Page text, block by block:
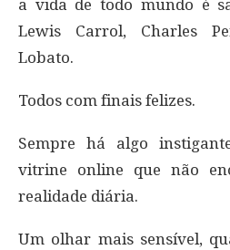
a vida de todo mundo é
Lewis Carrol, Charles
Lobato.
Todos com finais felizes.
Sempre há algo
vitrine online que não
realidade diária.
Um olhar mais sensível,